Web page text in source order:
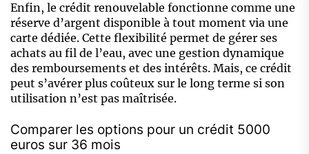
Enfin, le crédit renouvelable fonctionne comme une
réserve d’argent disponible à tout moment via une
carte dédiée. Cette flexibilité permet de gérer ses
achats au fil de l’eau, avec une gestion dynamique
des remboursements et des intérêts. Mais, ce crédit
peut s’avérer plus coûteux sur le long terme si son
utilisation n’est pas maîtrisée.
Comparer les options pour un crédit 5000
euros sur 36 mois